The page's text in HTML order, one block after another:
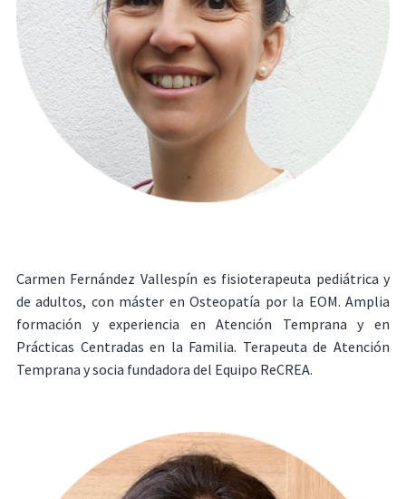
Carmen Fernández Vallespín es fisioterapeuta pediátrica y
de adultos, con máster en Osteopatía por la EOM. Amplia
formación y experiencia en Atención Temprana y en
Prácticas Centradas en la Familia. Terapeuta de Atención
Temprana y socia fundadora del Equipo ReCREA.